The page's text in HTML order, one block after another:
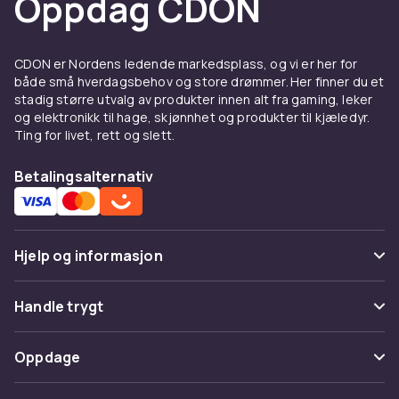
CDON er Nordens ledende markedsplass, og vi er her for
både små hverdagsbehov og store drømmer. Her finner du et
stadig større utvalg av produkter innen alt fra gaming, leker
og elektronikk til hage, skjønnhet og produkter til kjæledyr.
Ting for livet, rett og slett.
Betalingsalternativ
Hjelp og informasjon
Vanlige spørsmål
Spor pakke
Angre & returner her
Handle trygt
Betaling
Levering
Oppdage